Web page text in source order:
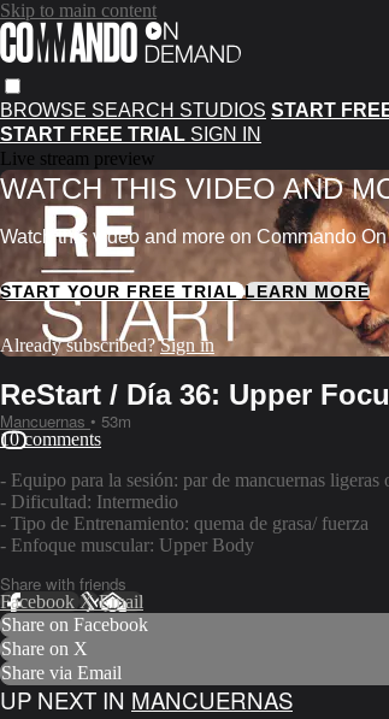
Skip to main content
BROWSE SEARCH STUDIOS START
START FREE TRIAL SIGN IN
Live stream preview
WATCH THIS VIDEO AND
Watch this video and more on Commando
START YOUR FREE TRIALLEARN MORE
Already subscribed?Sign in
ReStart / Día 36: Upper
Mancuernas • 53m
10 comments
- Equipo para la sesión: par de mancuernas ligeras
- Dificultad: Intermedio
- Tipo de Entrenamiento: quema de grasa/ fuerza
- Enfoque muscular: Upper Body
Share with friends
Facebook XEmail
Share on Facebook
Share on X
Share via Email
UP NEXT IN MANCUERNAS